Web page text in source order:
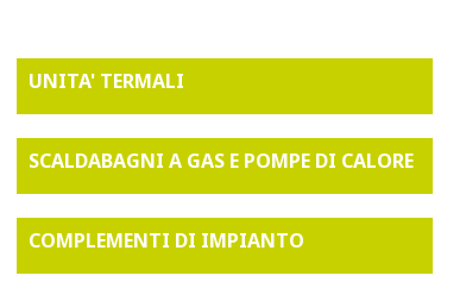
UNITA' TERMALI
SCALDABAGNI A GAS E POMPE DI CALORE
COMPLEMENTI DI IMPIANTO